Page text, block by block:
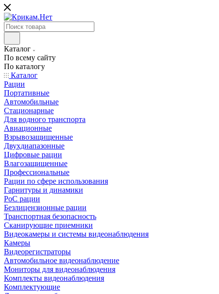
Каталог
По всему сайту
По каталогу
Каталог
Рации
Портативные
Автомобильные
Стационарные
Для водного транспорта
Авиационные
Взрывозащищенные
Двухдиапазонные
Цифровые рации
Влагозащищенные
Профессиональные
Рации по сфере использования
Гарнитуры и динамики
PoC рации
Безлицензионные рации
Транспортная безопасность
Сканирующие приемники
Видеокамеры и системы видеонаблюдения
Камеры
Видеорегистраторы
Автомобильное видеонаблюдение
Мониторы для видеонаблюдения
Комплекты видеонаблюдения
Комплектующие